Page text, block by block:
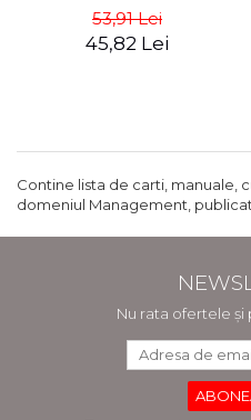
53,91 Lei
45,82 Lei
Contine lista de carti, manuale,
domeniul Management,
Nu rata ofertele